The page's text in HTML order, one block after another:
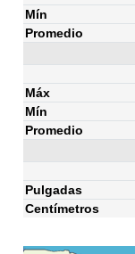
Mín
Promedio
Máx
Mín
Promedio
Pulgadas
Centímetros